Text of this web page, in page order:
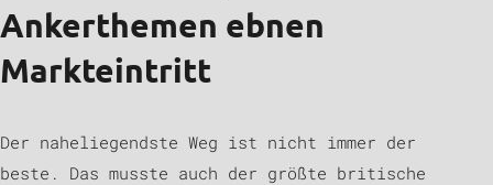
Ankerthemen ebnen
Markteintritt
Der naheliegendste Weg ist nicht immer der
beste. Das musste auch der größte britische